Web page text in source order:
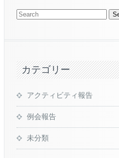
カテゴリー
アクティビティ報告
例会報告
未分類